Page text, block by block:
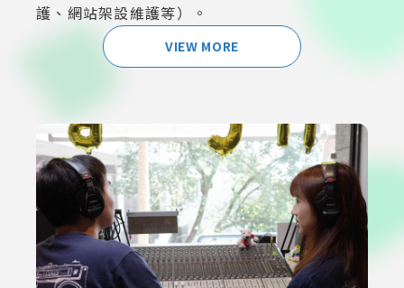
護、網站架設維護等）。
VIEW MORE